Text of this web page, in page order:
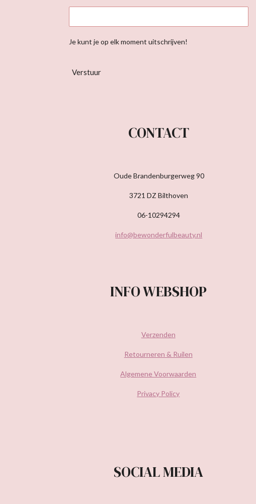
Je kunt je op elk moment uitschrijven!
Verstuur
CONTACT
Oude Brandenburgerweg 90
3721 DZ Bilthoven
06-10294294
info@bewonderfulbeauty.nl
INFO WEBSHOP
Verzenden
Retourneren & Ruilen
Algemene Voorwaarden
Privacy Policy
SOCIAL MEDIA